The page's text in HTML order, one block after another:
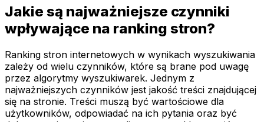
Jakie są najważniejsze czynniki
wpływające na ranking stron?
Ranking stron internetowych w wynikach wyszukiwania
zależy od wielu czynników, które są brane pod uwagę
przez algorytmy wyszukiwarek. Jednym z
najważniejszych czynników jest jakość treści znajdującej
się na stronie. Treści muszą być wartościowe dla
użytkowników, odpowiadać na ich pytania oraz być